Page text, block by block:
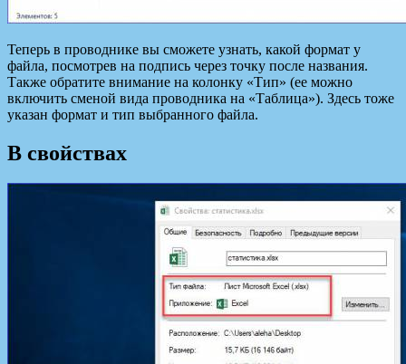
Теперь в проводнике вы сможете узнать, какой формат у
файла, посмотрев на подпись через точку после названия.
Также обратите внимание на колонку «Тип» (ее можно
включить сменой вида проводника на «Таблица»). Здесь тоже
указан формат и тип выбранного файла.
В свойствах